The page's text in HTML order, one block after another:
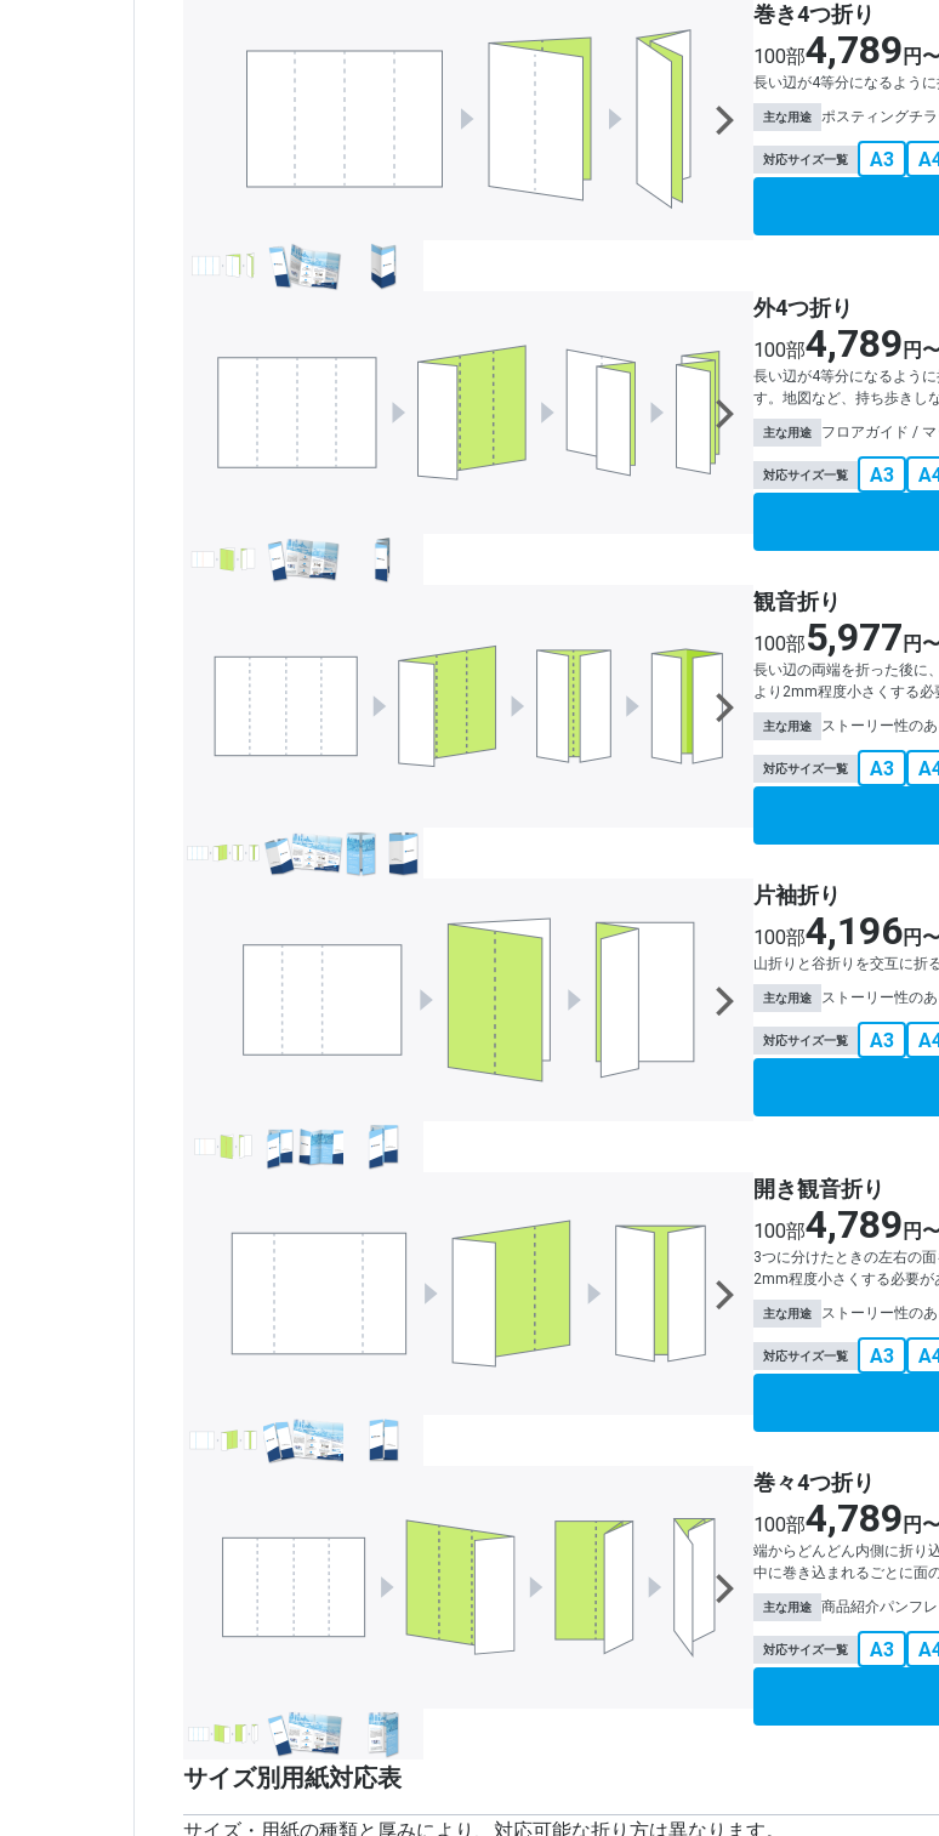
巻き4つ折り
100部4,789 円
長い辺が4等分になるよう
主な用途 ポスティングチ
対応サイズ一覧 A3
外4つ折り
100部4,789 円
長い辺が4等分になるよう
す。地図など、持ち歩きし
主な用途 フロアガイド /
対応サイズ一覧 A3
観音折り
100部5,977 円
長い辺の両端を折った後に
より2mm程度小さくする必
主な用途 ストーリー性の
対応サイズ一覧 A3
片袖折り
100部4,196円
山折りと谷折りを交互に折
主な用途 ストーリー性の
対応サイズ一覧 A3
開き観音折り
100部4,789 円
3つに分けたときの左右の
2mm程度小さくする必要が
主な用途 ストーリー性の
対応サイズ一覧 A3
巻々4つ折り
100部4,789 円
端からどんどん内側に折り
中に巻き込まれるごとに面
主な用途 商品紹介パンフ
対応サイズ一覧 A3
サイズ別用紙対応表
サイズ・用紙の種類と厚みにより、対応可能な折り方は異なります。